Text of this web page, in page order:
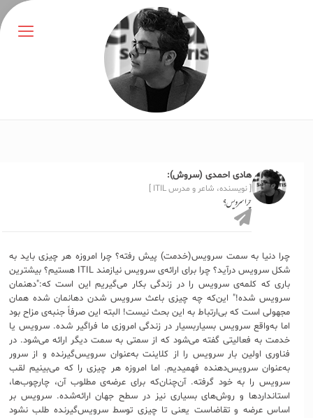
هادی احمدی (سروش):
[ نویسنده، شاعر و مدرس ITIL ]
چرا سرویس؟
چرا دنیا به سمت سرویس(خدمت) پیش رفته؟ چرا امروزه هر چیزی باید به
شکل سرویس درآید؟ چرا برای ارائه‌ی سرویس نیازمند ITIL هستیم؟ بیشترین
باری که کلمه‌ی سرویس را در زندگی بکار می‌گیریم این است که:"دهنمان
سرویس شده!" این‌که چه چیزی باعث سرویس شدن دهانمان شده همان
مجهولی است که بی‌ارتباط به این بحث نیست! البته این صرفاً جنبه‌ی مزاح بود
اما به‌واقع سرویس بسیاربسیار در زندگی امروزی ما فراگیر شده. سرویس یا
خدمت به فعالیتی گفته می‌شود که از سمتی به سمت دیگر ارائه می‌شود. در
فناوری اولین بار سرویس را از کلاینت به‌عنوان سرویس‌گیرنده و از سرور
به‌عنوان سرویس‌دهنده فهمیدیم. اما امروزه هر چیزی را که می‌بینیم لقب
سرویس را به خود گرفته. آن‌چنان‌که برای عرضه‌ی مطلوب آن، چارچوب‌ها،
استانداردها و روش‌های بسیاری نیز در سطح جهان ارائه‌شده. سرویس بر
اساس عرضه و تقاضاست یعنی تا چیزی توسط سرویس‌گیرنده طلب نشود